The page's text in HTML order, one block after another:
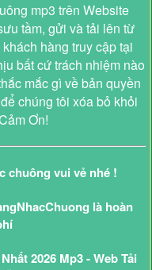
mp3 trên Website
tầm, gửi và tải lên từ
hàng truy cập tại
bất cứ trách nhiệm nào
mắc gì về bản quyền
chúng tôi xóa bỏ khỏi
Ơn!
chuông vui vẻ nhé !
là hoàn
2026 Mp3 - Web Tải